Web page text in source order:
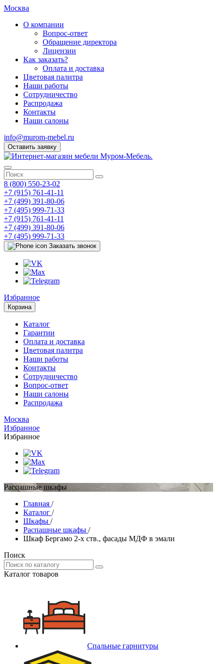
Москва
О компании
Вопрос-ответ
Обращение директора
Лицензии
Как заказать?
Оплата и доставка
Цветовая палитра
Наши работы
Сотрудничество
Распродажа
Контакты
Наши салоны
info@murom-mebel.ru
Оставить заявку
8 (800) 550-23-02
+7 (915) 761-41-11
+7 (499) 391-80-06
+7 (495) 999-71-33
+7 (915) 761-41-11
+7 (499) 391-80-06
+7 (495) 999-71-33
Заказать звонок
Избранное
Корзина
Каталог
Гарантии
Оплата и доставка
Цветовая палитра
Наши работы
Контакты
Сотрудничество
Вопрос-ответ
Наши салоны
Распродажа
Москва
Избранное
Избранное
Распашные шкафы
Главная /
Каталог /
Шкафы /
Распашные шкафы /
Шкаф Бергамо 2-х ств., фасады МДФ в эмали
Поиск
Каталог товаров
Спальные гарнитуры